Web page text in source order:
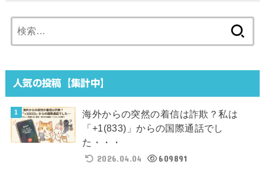
索:
人気の投稿【集計中】
海外からの突然の着信は詐欺？私は
「+1(833)」からの国際通話でし
た・・・
2026.04.04
609891